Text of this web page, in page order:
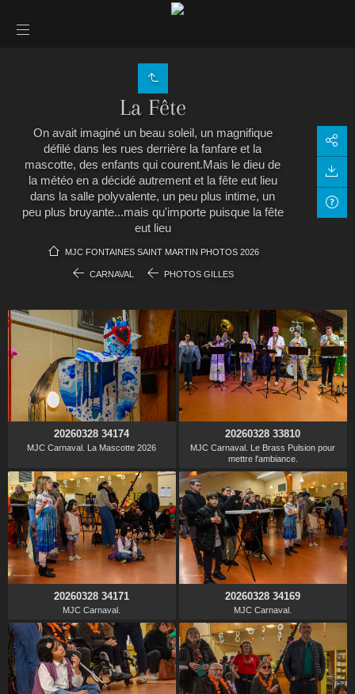
La Fête
On avait imaginé un beau soleil, un magnifique
défilé dans les rues derrière la fanfare et la
mascotte, des enfants qui courent.Mais le dieu de
la météo en a décidé autrement et la fête eut lieu
dans la salle polyvalente, un peu plus intime, un
peu plus bruyante...mais qu'importe puisque la fête
eut lieu
MJC FONTAINES SAINT MARTIN PHOTOS 2026
CARNAVAL PHOTOS GILLES
20260328 34174
MJC Carnaval. La Mascotte 2026
20260328 33810
MJC Carnaval. Le Brass Pulsion pour
mettre l'ambiance.
20260328 34171
MJC Carnaval.
20260328 34169
MJC Carnaval.